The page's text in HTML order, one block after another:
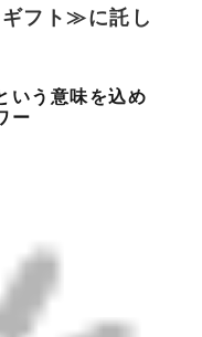
フト≫に託し
いう意味を込め
ー